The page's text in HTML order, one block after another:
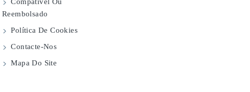
Reembolsado
Política De Cookies
Contacte-Nos
Mapa Do Site